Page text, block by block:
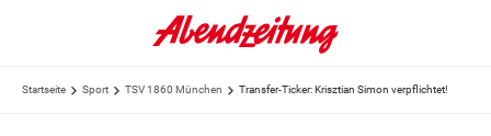
Startseite Sport TSV 1860 München Transfer-Ticker: Krisztian Simon verpflichtet!